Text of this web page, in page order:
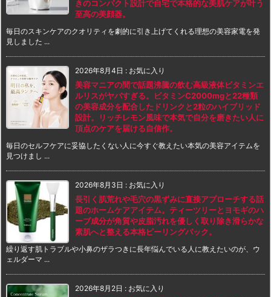
きのコンパクト設計で自宅で本格的な美肌ケアが叶う
至高の美顔器。
毎日のスキンケアのクオリティを劇的に引き上げてくれる理想の美容家電を発
見しました ...
2026年8月4日 : お気に入り
美容マニアの間で話題沸騰の飲む高級液体ビタミンエ
ルリスがヤバすぎる。ビタミンC2000mgと22種類
の美容成分を配合したドリンクと2粒のハイブリッド
設計。リッチレモン風味で本気で自分を磨きたい人に
頂点のケアを届ける自信作。
毎日のセルフケアに妥協したくない人に今すぐ教えたい本気の美容アイテムを
見つけまし ...
2026年8月3日 : お気に入り
長引く肌荒れや毛穴の黒ずみに直接アプローチする話
題のホームケアアイテム。ティーツリーとヨモギのハ
ーブ成分が角質や皮脂汚れを優しく取り除き滑らかな
素肌へと整える本格ピーリングパック。
繰り返す肌トラブルや小鼻のザラつきに長年悩んでいる人に教えたいのが、ウ
ェルダーマ ...
2026年8月2日 : お気に入り